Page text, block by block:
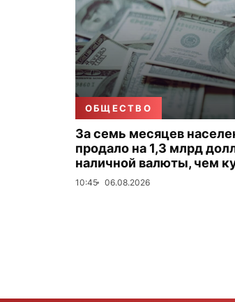
ОБЩЕСТВО
За семь месяцев
продало на 1,3 млрд
наличной валюты, чем
10:45 06.08.2026